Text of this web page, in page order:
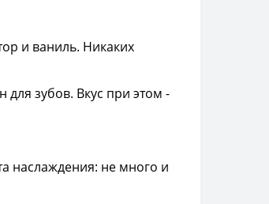
и ваниль. Никаких
зубов. Вкус при этом -
наслаждения: не много и